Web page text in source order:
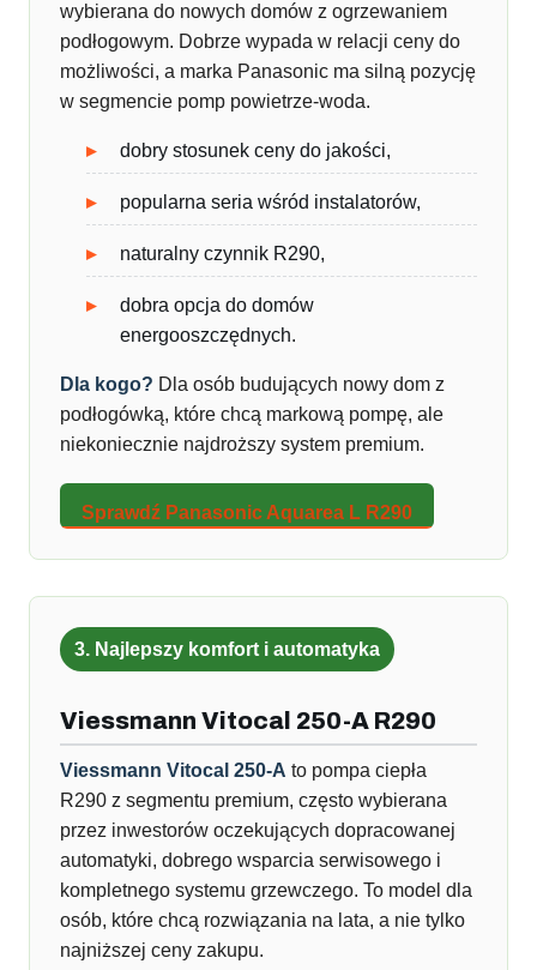
wybierana do nowych domów z ogrzewaniem
podłogowym. Dobrze wypada w relacji ceny do
możliwości, a marka Panasonic ma silną pozycję
w segmencie pomp powietrze-woda.
dobry stosunek ceny do jakości,
popularna seria wśród instalatorów,
naturalny czynnik R290,
dobra opcja do domów
energooszczędnych.
Dla kogo? Dla osób budujących nowy dom z
podłogówką, które chcą markową pompę, ale
niekoniecznie najdroższy system premium.
Sprawdź Panasonic Aquarea L R290
3. Najlepszy komfort i automatyka
Viessmann Vitocal 250-A R290
Viessmann Vitocal 250-A to pompa ciepła
R290 z segmentu premium, często wybierana
przez inwestorów oczekujących dopracowanej
automatyki, dobrego wsparcia serwisowego i
kompletnego systemu grzewczego. To model dla
osób, które chcą rozwiązania na lata, a nie tylko
najniższej ceny zakupu.